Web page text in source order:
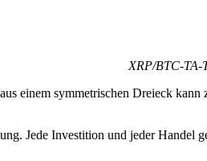
XRP/BTC-TA-
einem symmetrischen Dreieck
Jede Investition und jeder Handel